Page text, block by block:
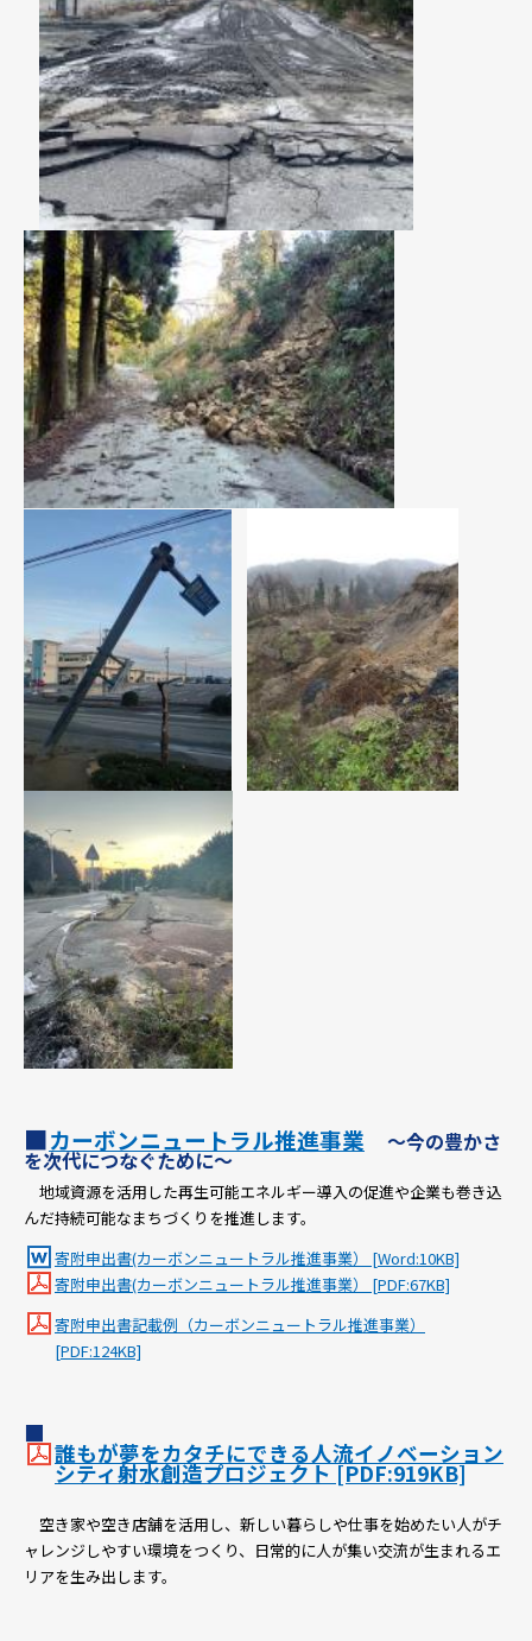
■カーボンニュートラル推進事業 ～今の豊かさ
を次代につなぐために～
地域資源を活用した再生可能エネルギー導入の促進や企業も巻き込
んだ持続可能なまちづくりを推進します。
寄附申出書(カーボンニュートラル推進事業） [Word:10KB]
寄附申出書(カーボンニュートラル推進事業） [PDF:67KB]
寄附申出書記載例（カーボンニュートラル推進事業）
[PDF:124KB]
■
誰もが夢をカタチにできる人流イノベーション
シティ射水創造プロジェクト [PDF:919KB]
空き家や空き店舗を活用し、新しい暮らしや仕事を始めたい人がチ
ャレンジしやすい環境をつくり、日常的に人が集い交流が生まれるエ
リアを生み出します。